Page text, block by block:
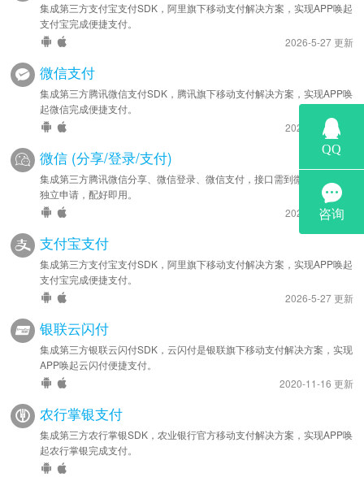
集成第三方支付宝支付SDK，阿里旗下移动支付解决方案，实现APP唤起
支付宝完成便捷支付。
2026-5-27 更新
微信支付
集成第三方腾讯微信支付SDK，腾讯旗下移动支付解决方案，实现APP唤
起微信完成便捷支付。
2025-8-14 更新
微信 (分享/登录/支付)
集成第三方腾讯微信分享、微信登录、微信支付，接口需到微信开放平台
独立申请，配好即用。
2025-8-14 更新
支付宝支付
集成第三方支付宝支付SDK，阿里旗下移动支付解决方案，实现APP唤起
支付宝完成便捷支付。
2026-5-27 更新
银联云闪付
集成第三方银联云闪付SDK，云闪付是银联旗下移动支付解决方案，实现
APP唤起云闪付便捷支付。
2020-11-16 更新
农行掌银支付
集成第三方农行掌银SDK，农业银行官方移动支付解决方案，实现APP唤
起农行掌银完成支付。